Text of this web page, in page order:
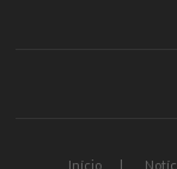
Início